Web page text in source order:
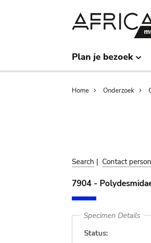
Plan je bezoek
Home Onderzoek
Search | Contact
7904 -
Specimen Details
Status: